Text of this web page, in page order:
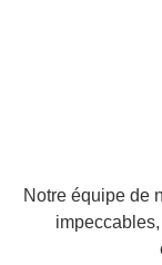
Notre équipe de